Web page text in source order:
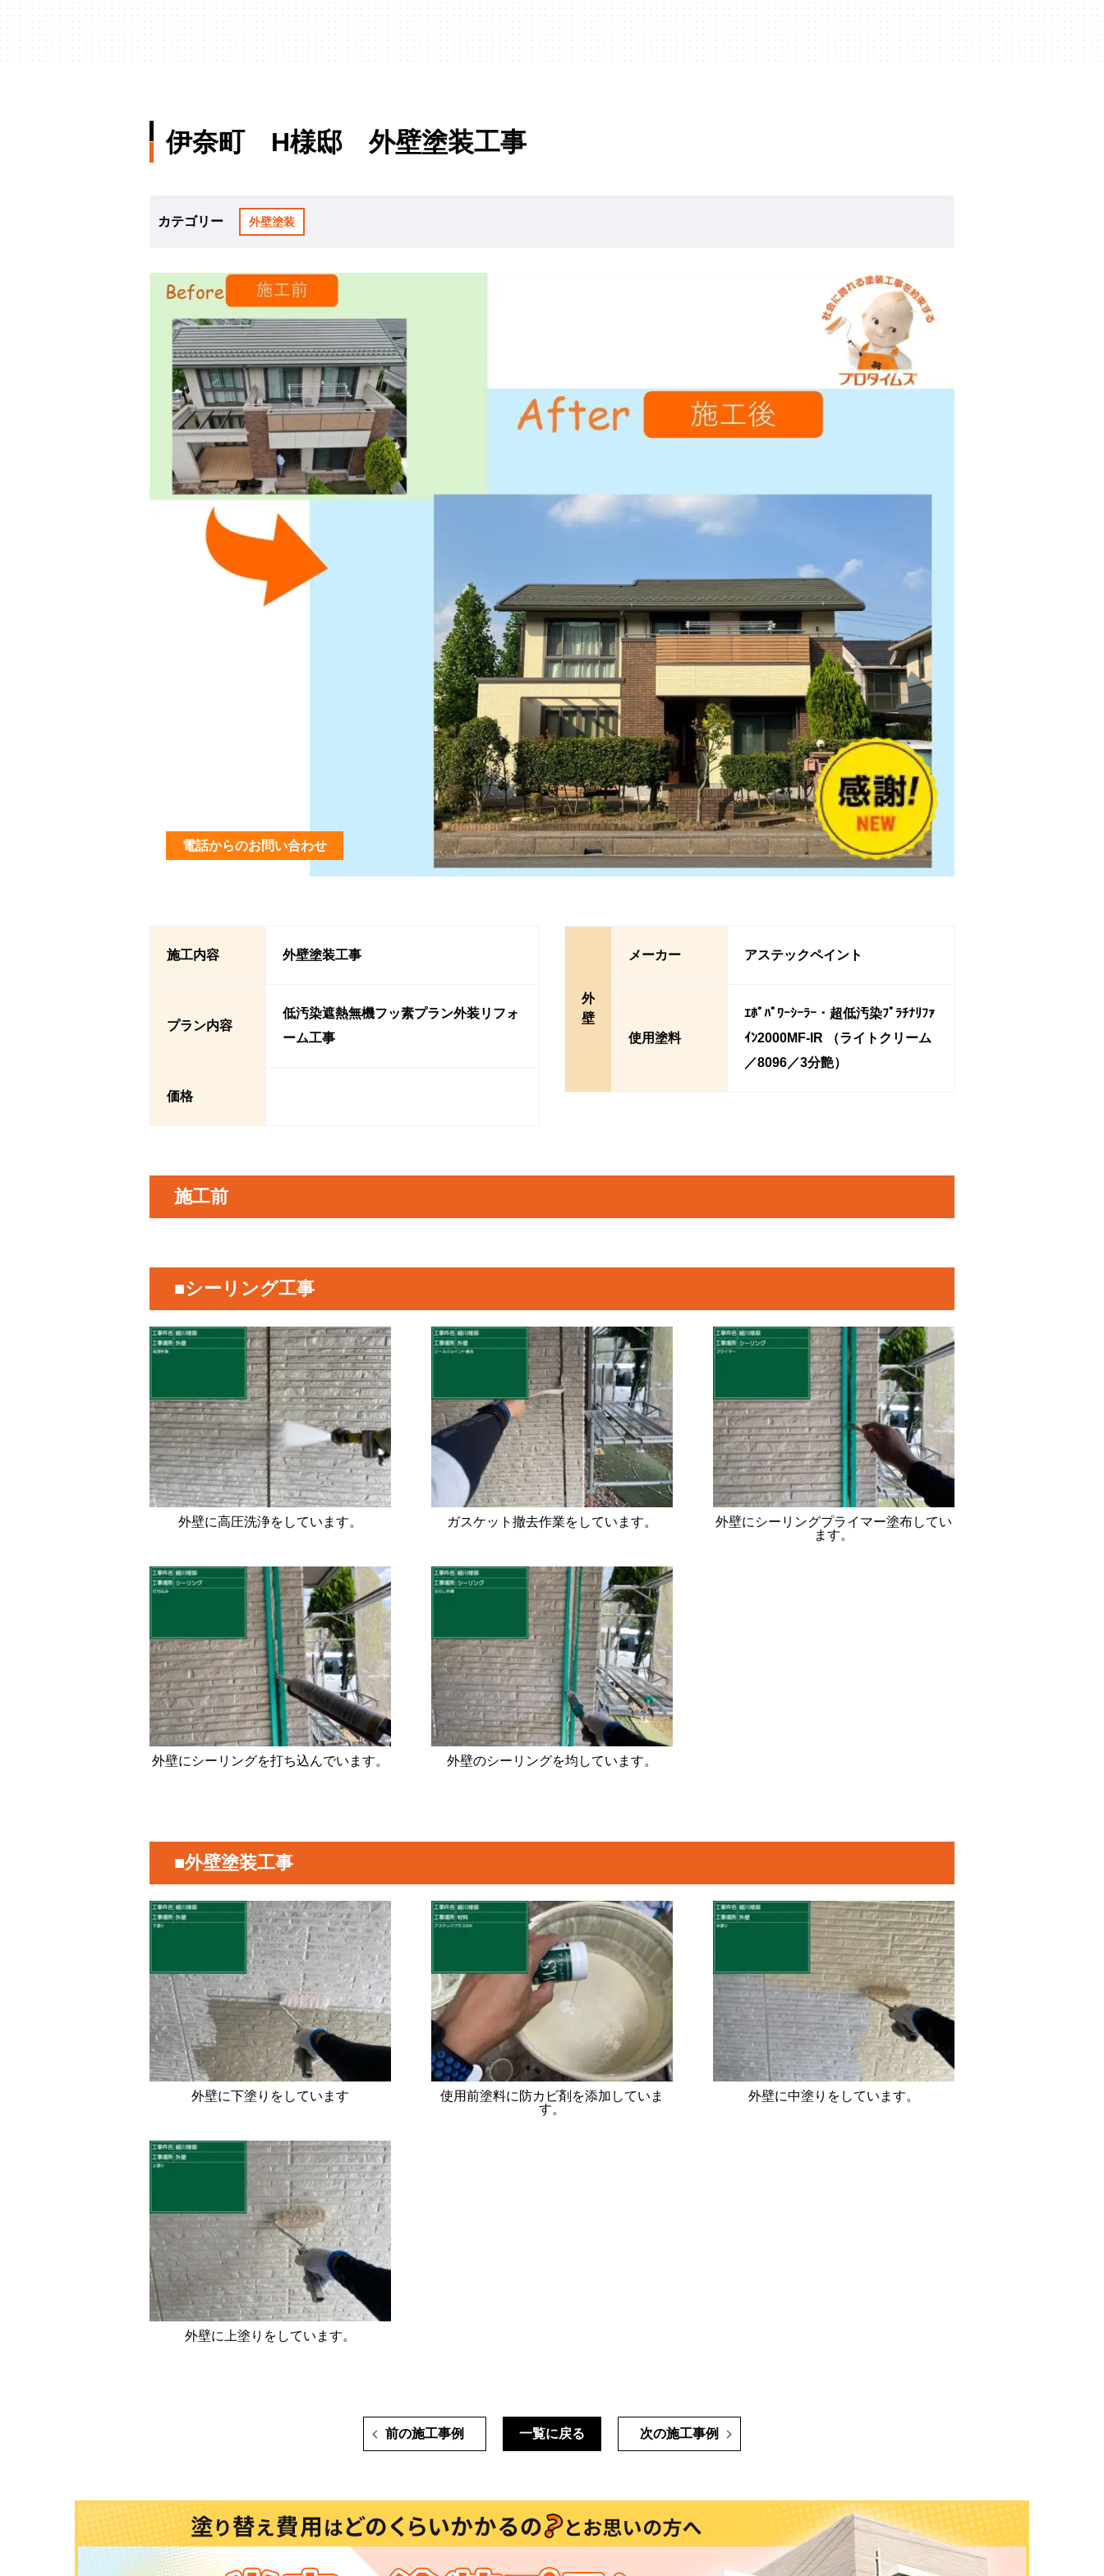
伊奈町 H様邸 外壁塗装工事
カテゴリー 外壁塗装
電話からのお問い合わせ
施工内容 外壁塗装工事
プラン内容
低汚染遮熱無機フッ素プラン外装リフォ
ーム工事
価格
外
壁
メーカー アステックペイント
使用塗料
ｴﾎﾟﾊﾟﾜｰｼｰﾗｰ・超低汚染ﾌﾟﾗﾁﾅﾘﾌｧ
ｲﾝ2000MF-IR （ライトクリーム
／8096／3分艶）
施工前
■シーリング工事
外壁に高圧洗浄をしています。 ガスケット撤去作業をしています。
外壁にシーリングプライマー塗布してい
ます。
外壁にシーリングを打ち込んでいます。 外壁のシーリングを均しています。
■外壁塗装工事
外壁に下塗りをしています
使用前塗料に防カビ剤を添加していま
す。
外壁に中塗りをしています。
外壁に上塗りをしています。
前の施工事例 次の施工事例
一覧に戻る